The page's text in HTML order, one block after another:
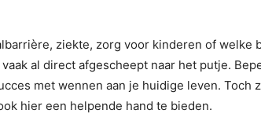
ziekte, zorg voor kinderen of welke
al direct afgescheept naar het putje.
met wennen aan je huidige leven. Toch
hier een helpende hand te bieden.